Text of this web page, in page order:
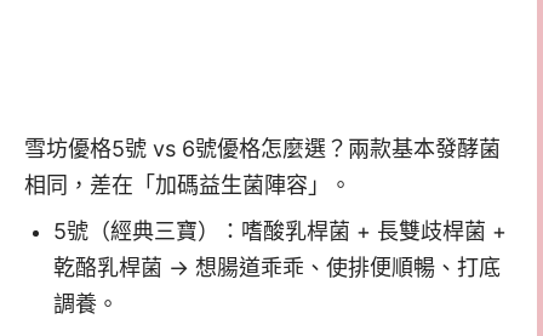
雪坊優格5號 vs 6號優格怎麼選？兩款基本發酵菌
相同，差在「加碼益生菌陣容」。
5號（經典三寶）：嗜酸乳桿菌 + 長雙歧桿菌 +
乾酪乳桿菌 → 想腸道乖乖、使排便順暢、打底
調養。